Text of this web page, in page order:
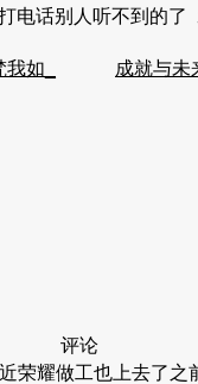
电话别人听不到的了
我如_
评论
成就与未
荣耀做工也上去了